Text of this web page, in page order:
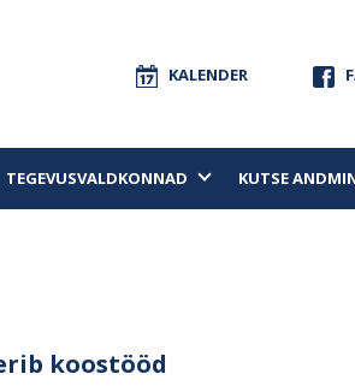
KALENDER
TEGEVUSVALDKONNAD KUTSE
koostööd